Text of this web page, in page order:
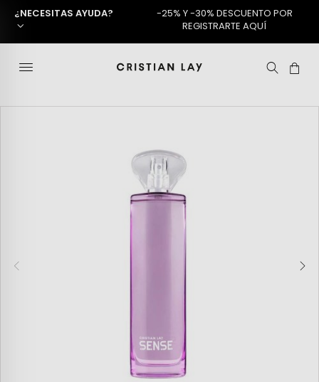
¿NECESITAS AYUDA?
-25% Y -30% DESCUENTO POR
REGISTRARTE AQUÍ